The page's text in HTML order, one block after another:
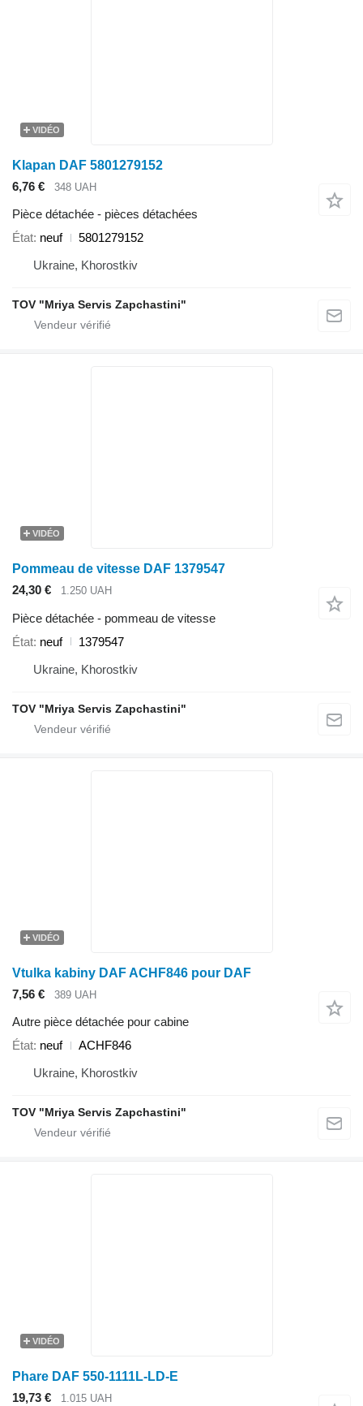
VIDÉO
Klapan DAF 5801279152
6,76 €
348 UAH
Pièce détachée - pièces détachées
État neuf
5801279152
Ukraine, Khorostkiv
TOV "Mriya Servis Zapchastini"
VIDÉO
Pommeau de vitesse DAF 1379547
24,30 €
1.250 UAH
Pièce détachée - pommeau de vitesse
État neuf
1379547
Ukraine, Khorostkiv
TOV "Mriya Servis Zapchastini"
VIDÉO
Vtulka kabiny DAF ACHF846 pour DAF
7,56 €
389 UAH
Autre pièce détachée pour cabine
État neuf
ACHF846
Ukraine, Khorostkiv
TOV "Mriya Servis Zapchastini"
VIDÉO
Phare DAF 550-1111L-LD-E
19,73 €
1.015 UAH